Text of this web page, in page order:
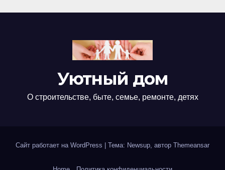
Уютный дом
О строительстве, быте, семье, ремонте, детях
Сайт работает на WordPress | Тема: Newsup, автор Themeansar